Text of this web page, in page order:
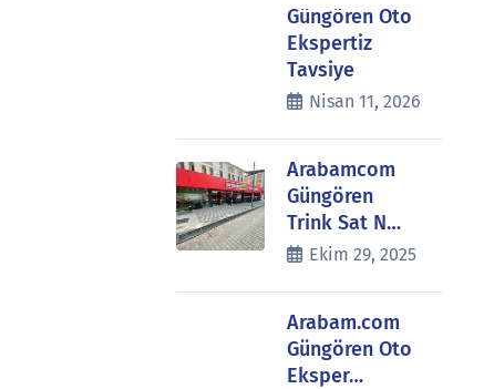
Güngören Oto
Ekspertiz
Tavsiye
Nisan 11, 2026
Arabamcom
Güngören
Trink Sat N…
Ekim 29, 2025
Arabam.com
Güngören Oto
Eksper…